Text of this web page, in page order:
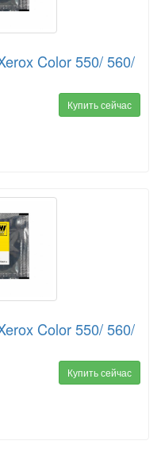
Color 550/ 560/
Купить сейчас
Color 550/ 560/
Купить сейчас